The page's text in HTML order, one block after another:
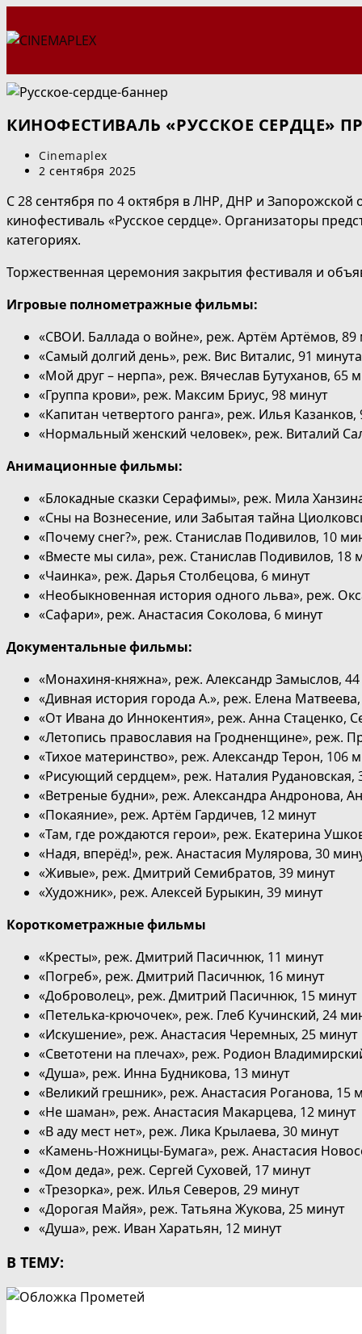
к
КИНОФЕСТИВАЛЬ «РУССКОЕ СЕРДЦЕ»
Автор
записи:
Cinemaplex
Запись
2 сентября 2025
С 28 сентября по 4 октября в ЛНР, ДНР и
кинофестиваль «Русское сердце». Организаторы
категориях.
Торжественная церемония закрытия фестиваля и
Игровые полнометражные фильмы:
«СВОИ. Баллада о войне», реж. Артём Артёмов, 89
«Самый долгий день», реж. Вис Виталис, 91 минута
«Мой друг – нерпа», реж. Вячеслав Бутуханов, 65
«Группа крови», реж. Максим Бриус, 98 минут
«Капитан четвертого ранга», реж. Илья Казанков,
«Нормальный женский человек», реж. Виталий
Анимационные фильмы:
«Блокадные сказки Серафимы», реж. Мила
«Сны на Вознесение, или Забытая тайна
«Почему снег?», реж. Станислав Подивилов, 10
«Вместе мы сила», реж. Станислав Подивилов, 18
«Чаинка», реж. Дарья Столбецова, 6 минут
«Необыкновенная история одного льва», реж.
«Сафари», реж. Анастасия Соколова, 6 минут
Документальные фильмы:
«Монахиня-княжна», реж. Александр Замыслов,
«Дивная история города А.», реж. Елена
«От Ивана до Иннокентия», реж. Анна Стаценко,
«Летопись православия на Гродненщине», реж.
«Тихое материнство», реж. Александр Терон, 106
«Рисующий сердцем», реж. Наталия Рудановская,
«Ветреные будни», реж. Александра Андронова,
«Покаяние», реж. Артём Гардичев, 12 минут
«Там, где рождаются герои», реж. Екатерина
«Надя, вперёд!», реж. Анастасия Мулярова, 30
«Живые», реж. Дмитрий Семибратов, 39 минут
«Художник», реж. Алексей Бурыкин, 39 минут
Короткометражные фильмы
«Кресты», реж. Дмитрий Пасичнюк, 11 минут
«Погреб», реж. Дмитрий Пасичнюк, 16 минут
«Доброволец», реж. Дмитрий Пасичнюк, 15 минут
«Петелька-крючочек», реж. Глеб Кучинский, 24
«Искушение», реж. Анастасия Черемных, 25 минут
«Светотени на плечах», реж. Родион
«Душа», реж. Инна Будникова, 13 минут
«Великий грешник», реж. Анастасия Роганова, 15
«Не шаман», реж. Анастасия Макарцева, 12 минут
«В аду мест нет», реж. Лика Крылаева, 30 минут
«Камень-Ножницы-Бумага», реж. Анастасия
«Дом деда», реж. Сергей Суховей, 17 минут
«Трезорка», реж. Илья Северов, 29 минут
«Дорогая Майя», реж. Татьяна Жукова, 25 минут
«Душа», реж. Иван Харатьян, 12 минут
В ТЕМУ: